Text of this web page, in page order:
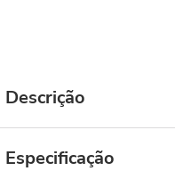
Descrição
Especificação